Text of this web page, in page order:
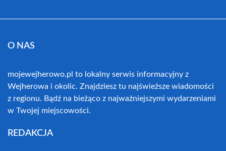
O NAS
mojewejherowo.pl to lokalny serwis informacyjny z
Wejherowa i okolic. Znajdziesz tu najświeższe wiadomości
z regionu. Bądź na bieżąco z najważniejszymi wydarzeniami
w Twojej miejscowości.
REDAKCJA